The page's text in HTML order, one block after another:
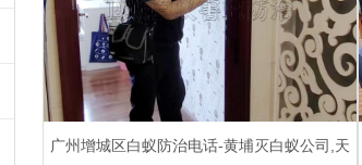
广州增城区白蚁防治电话-黄埔灭白蚁公司,天